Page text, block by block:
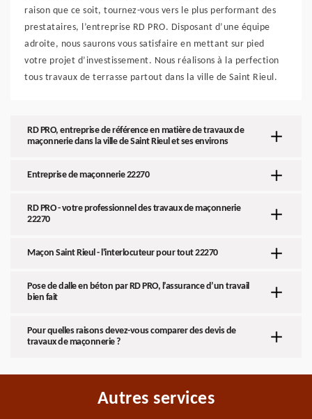
raison que ce soit, tournez-vous vers le plus performant des
prestataires, l’entreprise RD PRO. Disposant d’une équipe
adroite, nous saurons vous satisfaire en mettant sur pied
votre projet d’investissement. Nous réalisons à la perfection
tous travaux de terrasse partout dans la ville de Saint Rieul.
RD PRO, entreprise de référence en matière de travaux de
maçonnerie dans la ville de Saint Rieul et ses environs
Entreprise de maçonnerie 22270
RD PRO - votre professionnel des travaux de maçonnerie
22270
Maçon Saint Rieul - l'interlocuteur pour tout 22270
Pose de dalle en béton par RD PRO, l’assurance d’un travail
bien fait
Pour quelles raisons devez-vous comparer des devis de
travaux de maçonnerie ?
Autres services